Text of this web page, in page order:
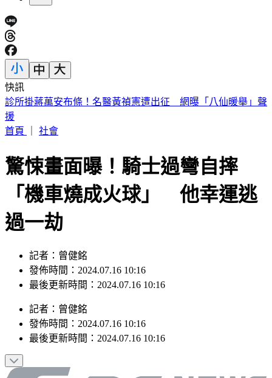
快訊
王凱靈堂曝光！黑色郵筒藏思念 70歲母缺席原因超催淚
首頁
驚悚畫面曝！騎士過彎自摔
「機車燒成火球」 他幸運逃
過一劫
發佈時間：2024.07.16 10:16
最後更新時間：2024.07.16 10:16
發佈時間：2024.07.16 10:16
最後更新時間：2024.07.16 10:16